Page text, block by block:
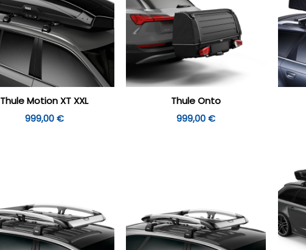
Thule Motion XT XXL
999,00 €
Thule Onto
999,00€